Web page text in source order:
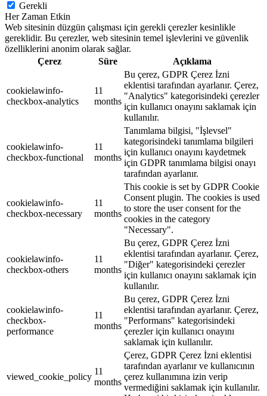
Gerekli
Her Zaman Etkin
Web sitesinin düzgün çalışması için gerekli çerezler kesinlikle
gereklidir. Bu çerezler, web sitesinin temel işlevlerini ve güvenlik
özelliklerini anonim olarak sağlar.
Çerez
Süre Açıklama
cookielawinfo-
checkbox-analytics
11
months
Bu çerez, GDPR Çerez İzni
eklentisi tarafından ayarlanır. Çerez,
"Analytics" kategorisindeki çerezler
için kullanıcı onayını saklamak için
kullanılır.
cookielawinfo-
checkbox-functional
11
months
Tanımlama bilgisi, "İşlevsel"
kategorisindeki tanımlama bilgileri
için kullanıcı onayını kaydetmek
için GDPR tanımlama bilgisi onayı
tarafından ayarlanır.
cookielawinfo-
checkbox-necessary
11
months
This cookie is set by GDPR Cookie
Consent plugin. The cookies is used
to store the user consent for the
cookies in the category
"Necessary".
cookielawinfo-
checkbox-others
11
months
Bu çerez, GDPR Çerez İzni
eklentisi tarafından ayarlanır. Çerez,
"Diğer" kategorisindeki çerezler
için kullanıcı onayını saklamak için
kullanılır.
cookielawinfo-
checkbox-
performance
11
months
Bu çerez, GDPR Çerez İzni
eklentisi tarafından ayarlanır. Çerez,
"Performans" kategorisindeki
çerezler için kullanıcı onayını
saklamak için kullanılır.
viewed_cookie_policy
11
months
Çerez, GDPR Çerez İzni eklentisi
tarafından ayarlanır ve kullanıcının
çerez kullanımına izin verip
vermediğini saklamak için kullanılır.